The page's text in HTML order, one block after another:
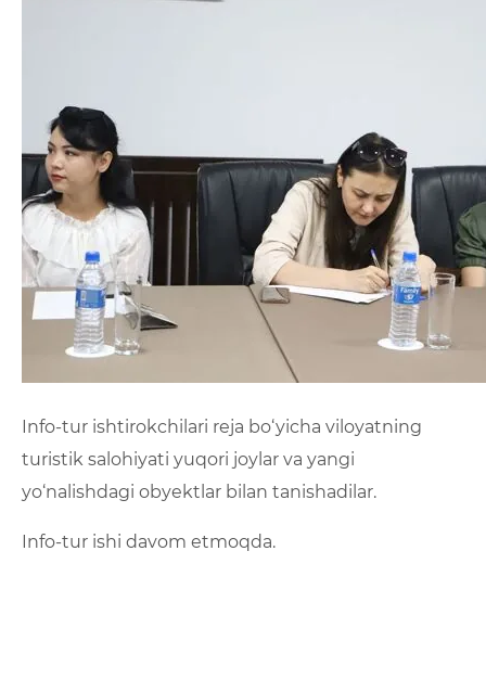
Info-tur ishtirokchilari reja bo‘yicha viloyatning
turistik salohiyati yuqori joylar va yangi
yo‘nalishdagi obyektlar bilan tanishadilar.
Info-tur ishi davom etmoqda.